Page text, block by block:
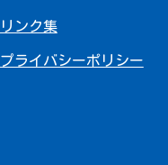
リンク集
プライバシーポリシー